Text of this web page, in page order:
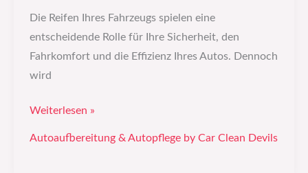
Die Reifen Ihres Fahrzeugs spielen eine
entscheidende Rolle für Ihre Sicherheit, den
Fahrkomfort und die Effizienz Ihres Autos. Dennoch
wird
Weiterlesen »
Autoaufbereitung & Autopflege by Car Clean Devils